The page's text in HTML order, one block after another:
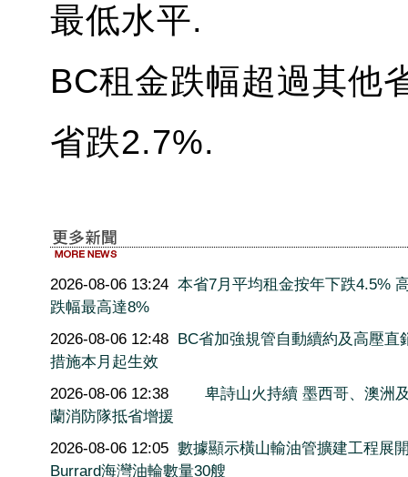
最低水平.
BC租金跌幅超過其他
省跌2.7%.
2026-08-06 13:24 本省7月平均租金按年下跌4.5%
跌幅最高達8%
2026-08-06 12:48 BC省加強規管自動續約及高壓直
措施本月起生效
2026-08-06 12:38
卑詩山火持續 墨西哥、澳洲
蘭消防隊抵省增援
2026-08-06 12:05 數據顯示橫山輸油管擴建工程展
Burrard海灣油輪數量30艘